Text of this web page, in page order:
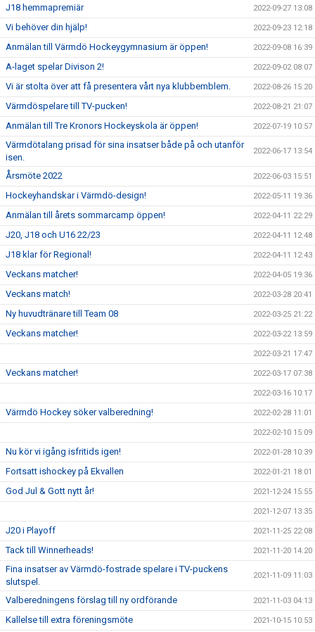
J18 hemmapremiär 2022-09-27 13:08
Vi behöver din hjälp! 2022-09-23 12:18
Anmälan till Värmdö Hockeygymnasium är öppen! 2022-09-08 16:39
A-laget spelar Divison 2! 2022-09-02 08:07
Vi är stolta över att få presentera vårt nya klubbemblem. 2022-08-26 15:20
Värmdöspelare till TV-pucken! 2022-08-21 21:07
Anmälan till Tre Kronors Hockeyskola är öppen! 2022-07-19 10:57
Värmdötalang prisad för sina insatser både på och utanför
isen.
2022-06-17 13:54
Årsmöte 2022 2022-06-03 15:51
Hockeyhandskar i Värmdö-design! 2022-05-11 19:36
Anmälan till årets sommarcamp öppen! 2022-04-11 22:29
J20, J18 och U16 22/23 2022-04-11 12:48
J18 klar för Regional! 2022-04-11 12:43
Veckans matcher! 2022-04-05 19:36
Veckans match! 2022-03-28 20:41
Ny huvudtränare till Team 08 2022-03-25 21:22
Veckans matcher! 2022-03-22 13:59
2022-03-21 17:47
Veckans matcher! 2022-03-17 07:38
2022-03-16 10:17
Värmdö Hockey söker valberedning! 2022-02-28 11:01
2022-02-10 15:09
Nu kör vi igång isfritids igen! 2022-01-28 10:39
Fortsatt ishockey på Ekvallen 2022-01-21 18:01
God Jul & Gott nytt år! 2021-12-24 15:55
2021-12-07 13:35
J20 i Playoff 2021-11-25 22:08
Tack till Winnerheads! 2021-11-20 14:20
Fina insatser av Värmdö-fostrade spelare i TV-puckens
slutspel.
2021-11-09 11:03
Valberedningens förslag till ny ordförande 2021-11-03 04:13
Kallelse till extra föreningsmöte 2021-10-15 10:53